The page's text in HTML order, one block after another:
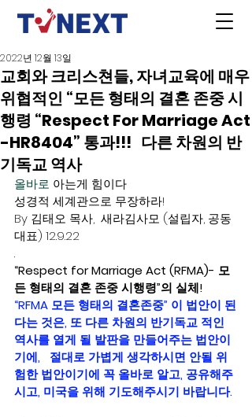
교회와 크리스쳔들, 자녀교육에 매우
위협적인 “모든 형태의 결혼 존중 시
행령 “Respect For Marriage Act
-HR8404” 통과!!! 다른 차원의 반
기독교 역사
2022년 12월 13일
올바로 아는게 힘이다
성경적 세계관으로 무장하라!
By 김태오 목사,  새라김사모 (설립자, 공동
대표) 12.9.22
.
“Respect for Marriage Act (RFMA)- 모
든 형태의 결혼 존중 시행령”의 실체!
“RFMA 모든 형태의 결혼존중” 이 법안이 된
다는 것은, 또 다른 차원의 반기독교 적인
역사를 열게 될 발판을 만들어주는 법안이
기에,   절대로 가볍게 생각하시면 안될 위
험한 법안이기에 꼭 올바로 알고, 공유해주
시고, 미국을 위해 기도해주시기 바랍니다.